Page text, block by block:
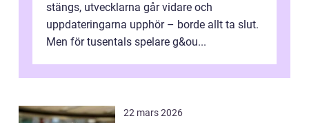
stängs, utvecklarna går vidare och
uppdateringarna upphör – borde allt ta slut.
Men för tusentals spelare g&ou...
22 mars 2026